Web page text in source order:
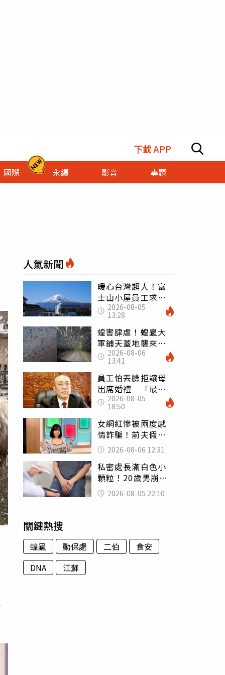
下載 APP
國際 永續 影音 專題
人氣新聞
暖心台灣超人！富
士山小屋員工求助
「想活下去」 山
友狂背物資上山：
台灣真的是寶島
2026-08-05
13:28
蝗害肆虐！蝗蟲大
軍鋪天蓋地襲來宛
如末日 網驚：聖
經十災
2026-08-06
13:41
員工怕丟臉拒讓母
出席婚禮 「最愛
發錢老闆」震怒開
除：我看不起你
2026-08-05
18:50
女網紅慘被兩度感
情詐騙！前夫假割
頸詐光200萬再遇假
富商「養套殺2000
萬」
2026-08-06 12:31
私密處長滿白色小
顆粒！20歲男崩潰
求診 醫曝5大真相
別再誤會
2026-08-05 22:10
關鍵熱搜
蝗蟲 動保處 二伯
食安
DNA
江蘇